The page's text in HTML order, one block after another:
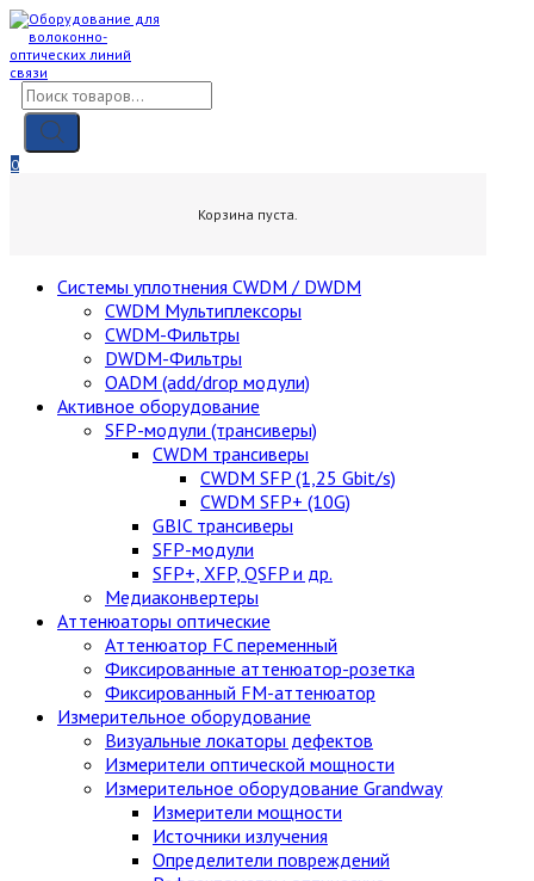
Skip
content
Поиск
товаров
0
Корзина пуста.
Cистемы уплотнения CWDM / DWDM
CWDM Мультиплексоры
CWDM-Фильтры
DWDM-Фильтры
OADM (add/drop модули)
Активное оборудование
SFP-модули (трансиверы)
CWDM трансиверы
CWDM SFP (1,25 Gbit/s)
CWDM SFP+ (10G)
GBIC трансиверы
SFP-модули
SFP+, XFP, QSFP и др.
Медиаконвертеры
Аттенюаторы оптические
Аттенюатор FC переменный
Фиксированные аттенюатор-розетка
Фиксированный FM-аттенюатор
Измерительное оборудование
Визуальные локаторы дефектов
Измерители оптической мощности
Измерительное оборудование Grandway
Измерители мощности
Источники излучения
Определители повреждений